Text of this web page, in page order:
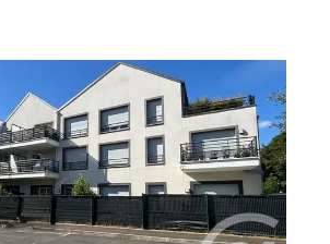
77
F3 à vendre
000 €